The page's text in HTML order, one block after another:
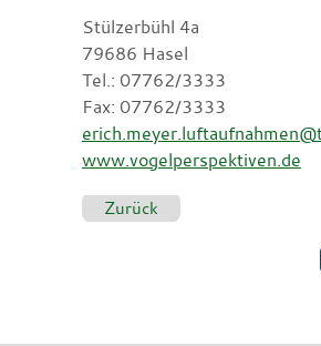
Stülzerbühl 4a
79686 Hasel
Tel.: 07762/3333
Fax: 07762/3333
www.vogelperspektiven.de
Zurück